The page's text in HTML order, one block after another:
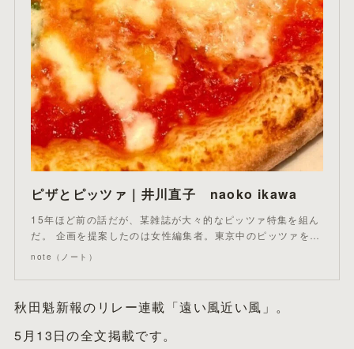
ピザとピッツァ｜井川直子 naoko ikawa
15年ほど前の話だが、某雑誌が大々的なピッツァ特集を組ん
だ。 企画を提案したのは女性編集者。東京中のピッツァを…
note（ノート）
秋田魁新報のリレー連載「遠い風近い風」。
5月13日の全文掲載です。